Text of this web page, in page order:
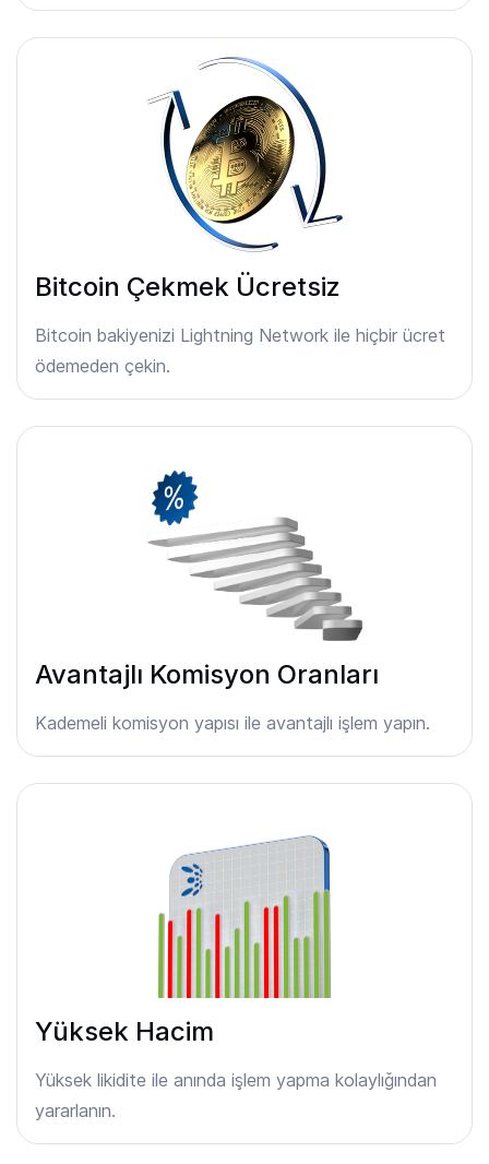
Bitcoin Çekmek Ücretsiz
Bitcoin bakiyenizi Lightning Network ile hiçbir ücret
ödemeden çekin.
Avantajlı Komisyon Oranları
Kademeli komisyon yapısı ile avantajlı işlem yapın.
Yüksek Hacim
Yüksek likidite ile anında işlem yapma kolaylığından
yararlanın.